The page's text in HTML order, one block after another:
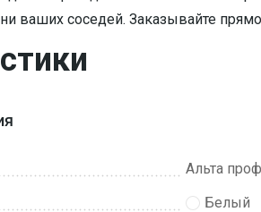
ваших соседей. Заказывайте
Альта
Белый